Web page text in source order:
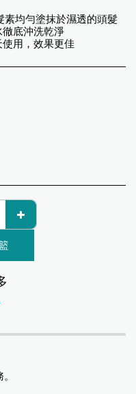
素均勻塗抹於濕透的頭髮
徹底沖洗乾淨
用，效果更佳